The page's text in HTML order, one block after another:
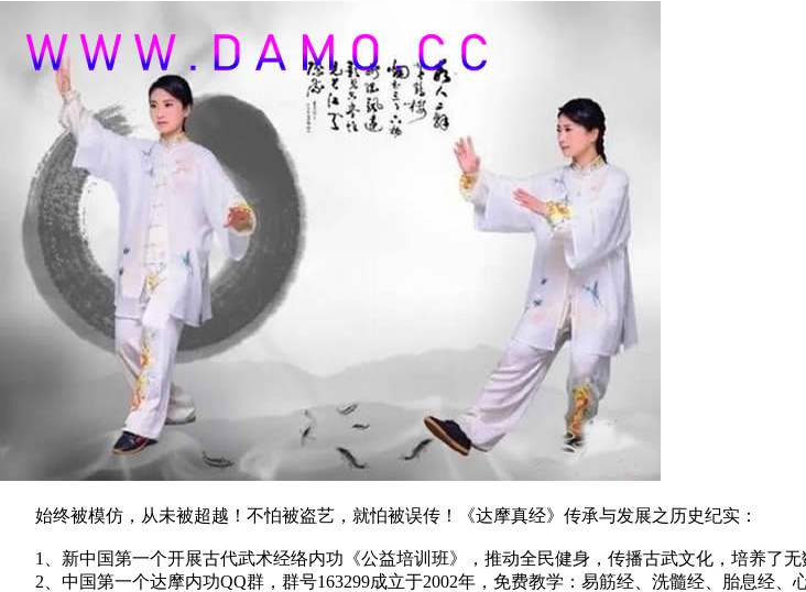
始终被模仿，从未被超越！不怕被盗艺，就怕被误传！《达摩真经》传承与发展之历史纪实：
1、新中国第一个开展古代武术经络内功《公益培训班》，推动全民健身，传播古武文化，培养了无
2、中国第一个达摩内功QQ群，群号163299成立于2002年，免费教学：易筋经、洗髓经、胎息经、